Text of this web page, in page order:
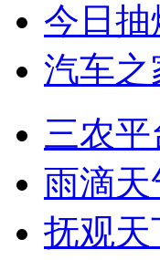
今日抽
汽车之
三农平
雨滴天
抚观天